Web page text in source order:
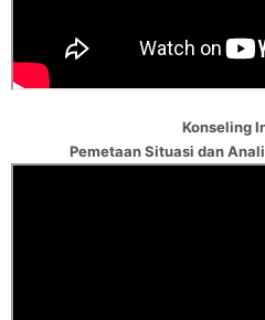
Konseling
Pemetaan Situasi dan